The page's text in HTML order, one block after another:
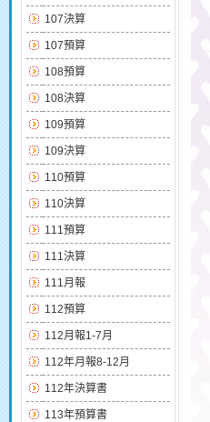
107決算
107預算
108預算
108決算
109預算
109決算
110預算
110決算
111預算
111決算
111月報
112預算
112月報1-7月
112年月報8-12月
112年決算書
113年預算書